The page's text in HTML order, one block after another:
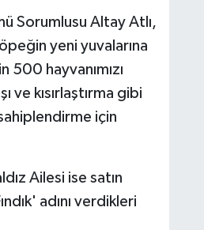
Sorumlusu Altay Atlı,
yeni yuvalarına
hayvanımızı
kısırlaştırma gibi
için
Ailesi ise satın
adını verdikleri